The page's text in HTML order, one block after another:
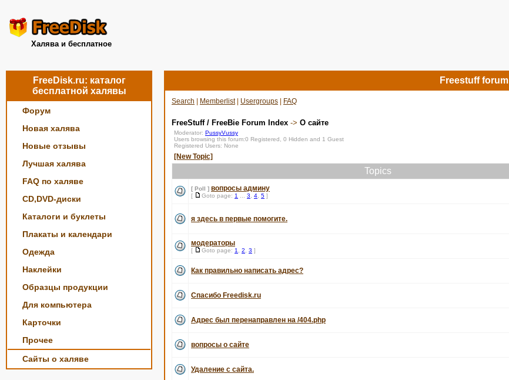
Халява и бесплатное
FreeDisk.ru: каталог
бесплатной халявы
Форум
Новая халява
Новые отзывы
Лучшая халява
FAQ по халяве
CD,DVD-диски
Каталоги и буклеты
Плакаты и календари
Одежда
Наклейки
Образцы продукции
Для компьютера
Карточки
Прочее
Сайты о халяве
Freestuff forum
Search Memberlist| Usergroups FAQ
FreeStuff / FreeBie Forum Index -> О сайте
Moderator: PussyVussy
Users browsing this forum:0 Registered, 0 Hidden and 1 Guest
Registered Users: None
[New Topic]
Topics
[ Poll ] вопросы админу
[ Goto page: 1 3 4 5 ]
я здесь в первые помогите.
модераторы
[ Goto page: 1 2 3 ]
Как правильно написать адрес?
Спасибо Freedisk.ru
Адрес был перенаправлен на /404.php
вопросы о сайте
Удаление с сайта.